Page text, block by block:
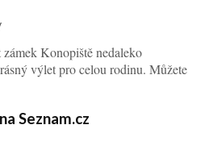
Konopiště nedaleko
výlet pro celou rodinu. Můžete
Seznam.cz